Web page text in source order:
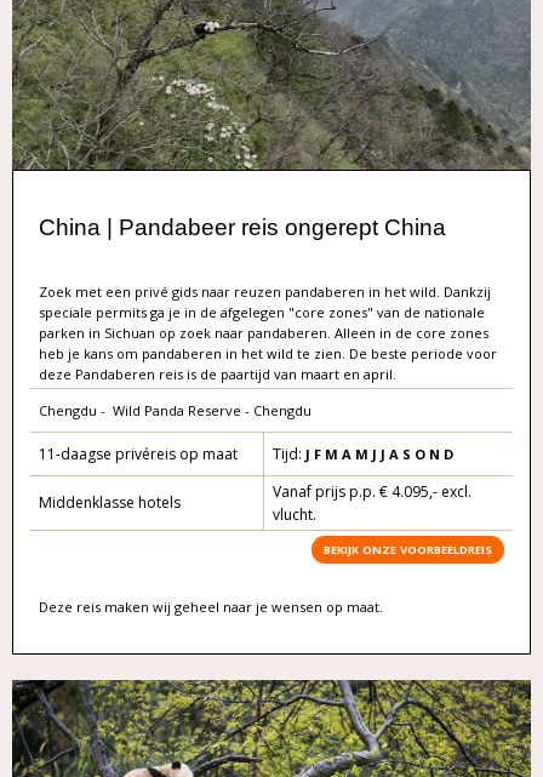
China | Pandabeer reis ongerept China
Zoek met een privé gids naar reuzen pandaberen in het wild. Dankzij
speciale permits ga je in de afgelegen "core zones" van de nationale
parken in Sichuan op zoek naar pandaberen. Alleen in de core zones
heb je kans om pandaberen in het wild te zien. De beste periode voor
deze Pandaberen reis is de paartijd van maart en april.
Chengdu - Wild Panda Reserve - Chengdu
11-daagse privéreis op maat Tijd: J F M A M J J A S O N D
Middenklasse hotels
Vanaf prijs p.p. € 4.095,- excl.
vlucht.
BEKIJK ONZE VOORBEELDREIS
Deze reis maken wij geheel naar je wensen op maat.